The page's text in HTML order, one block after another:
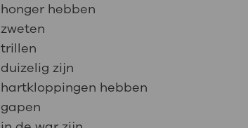
honger hebben
zweten
trillen
duizelig zijn
hartkloppingen hebben
gapen